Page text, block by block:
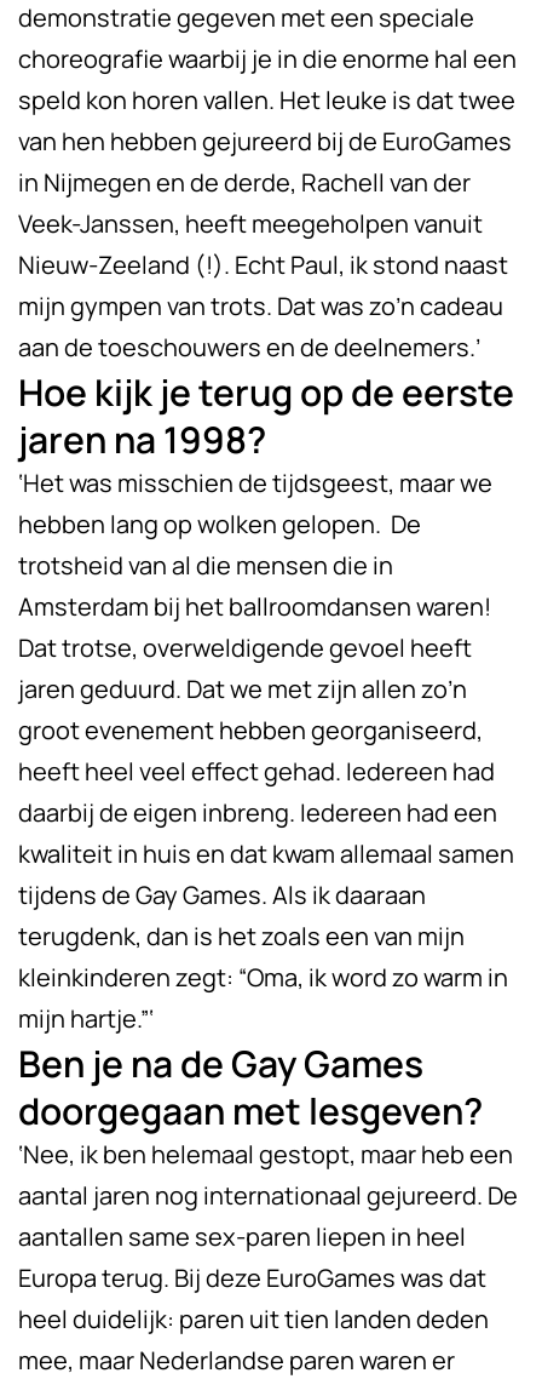
demonstratie gegeven met een speciale
choreografie waarbij je in die enorme hal een
speld kon horen vallen. Het leuke is dat twee
van hen hebben gejureerd bij de EuroGames
in Nijmegen en de derde, Rachell van der
Veek-Janssen, heeft meegeholpen vanuit
Nieuw-Zeeland (!). Echt Paul, ik stond naast
mijn gympen van trots. Dat was zo’n cadeau
aan de toeschouwers en de deelnemers.’
Hoe kijk je terug op de eerste
jaren na 1998?
‘Het was misschien de tijdsgeest, maar we
hebben lang op wolken gelopen. De
trotsheid van al die mensen die in
Amsterdam bij het ballroomdansen waren!
Dat trotse, overweldigende gevoel heeft
jaren geduurd. Dat we met zijn allen zo’n
groot evenement hebben georganiseerd,
heeft heel veel effect gehad. Iedereen had
daarbij de eigen inbreng. Iedereen had een
kwaliteit in huis en dat kwam allemaal samen
tijdens de Gay Games. Als ik daaraan
terugdenk, dan is het zoals een van mijn
kleinkinderen zegt: “Oma, ik word zo warm in
mijn hartje.”‘
Ben je na de Gay Games
doorgegaan met lesgeven?
‘Nee, ik ben helemaal gestopt, maar heb een
aantal jaren nog internationaal gejureerd. De
aantallen same sex-paren liepen in heel
Europa terug. Bij deze EuroGames was dat
heel duidelijk: paren uit tien landen deden
mee, maar Nederlandse paren waren er